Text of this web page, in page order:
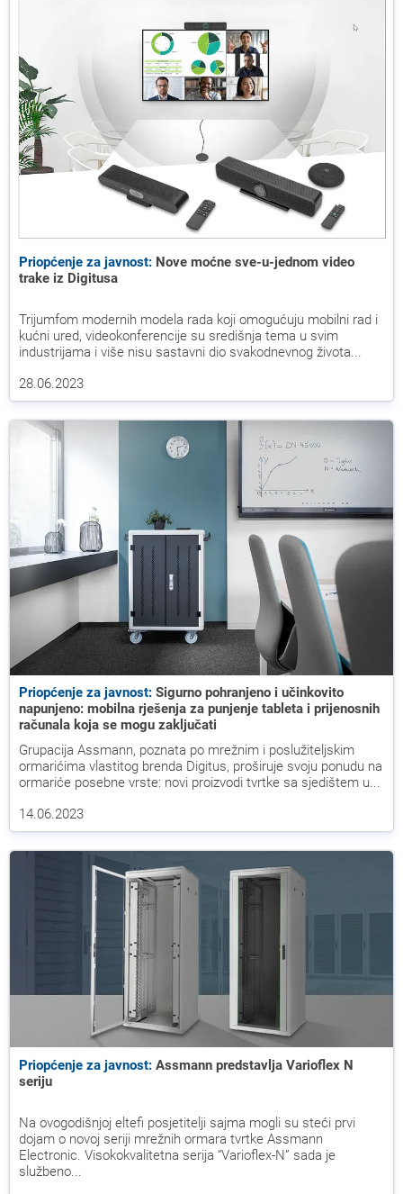
Priopćenje za javnost: Nove moćne sve-u-jednom video
trake iz Digitusa
Trijumfom modernih modela rada koji omogućuju mobilni rad i
kućni ured, videokonferencije su središnja tema u svim
industrijama i više nisu sastavni dio svakodnevnog života...
28.06.2023
Priopćenje za javnost: Sigurno pohranjeno i učinkovito
napunjeno: mobilna rješenja za punjenje tableta i prijenosnih
računala koja se mogu zaključati
Grupacija Assmann, poznata po mrežnim i poslužiteljskim
ormarićima vlastitog brenda Digitus, proširuje svoju ponudu na
ormariće posebne vrste: novi proizvodi tvrtke sa sjedištem u...
14.06.2023
Priopćenje za javnost: Assmann predstavlja Varioflex N
seriju
Na ovogodišnjoj eltefi posjetitelji sajma mogli su steći prvi
dojam o novoj seriji mrežnih ormara tvrtke Assmann
Electronic. Visokokvalitetna serija “Varioflex-N” sada je
službeno...